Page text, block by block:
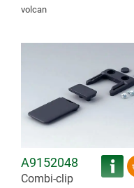
volcan
A9152048
Combi-clip